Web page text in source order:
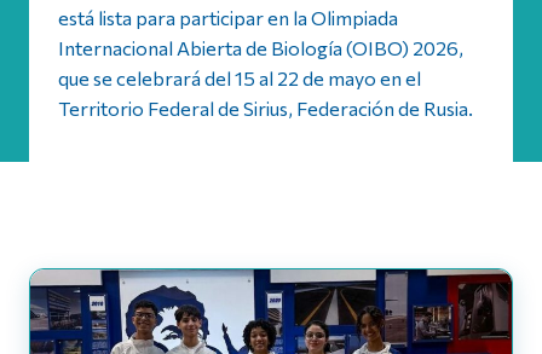
está lista para participar en la Olimpiada
Internacional Abierta de Biología (OIBO) 2026,
que se celebrará del 15 al 22 de mayo en el
Territorio Federal de Sirius, Federación de Rusia.